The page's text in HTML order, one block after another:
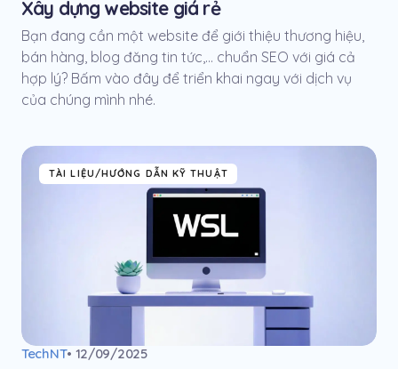
Xây dựng website giá rẻ
Bạn đang cần một website để giới thiệu thương hiệu,
bán hàng, blog đăng tin tức,... chuẩn SEO với giá cả
hợp lý? Bấm vào đây để triển khai ngay với dịch vụ
của chúng mình nhé.
TÀI LIỆU/HƯỚNG DẪN KỸ THUẬT
TechNT• 12/09/2025